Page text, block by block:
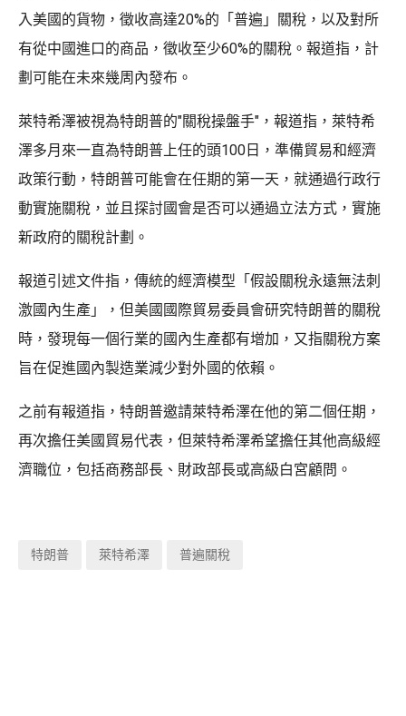
入美國的貨物，徵收高達20%的「普遍」關稅，以及對所
有從中國進口的商品，徵收至少60%的關稅。報道指，計
劃可能在未來幾周內發布。
萊特希澤被視為特朗普的"關稅操盤手"，報道指，萊特希
澤多月來一直為特朗普上任的頭100日，準備貿易和經濟
政策行動，特朗普可能會在任期的第一天，就通過行政行
動實施關稅，並且探討國會是否可以通過立法方式，實施
新政府的關稅計劃。
報道引述文件指，傳統的經濟模型「假設關稅永遠無法刺
激國內生產」，但美國國際貿易委員會研究特朗普的關稅
時，發現每一個行業的國內生產都有增加，又指關稅方案
旨在促進國內製造業減少對外國的依賴。
之前有報道指，特朗普邀請萊特希澤在他的第二個任期，
再次擔任美國貿易代表，但萊特希澤希望擔任其他高級經
濟職位，包括商務部長、財政部長或高級白宮顧問。
特朗普 萊特希澤 普遍關稅